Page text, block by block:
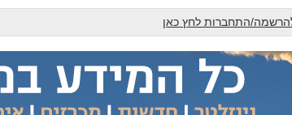
התחברות לחץ כאן